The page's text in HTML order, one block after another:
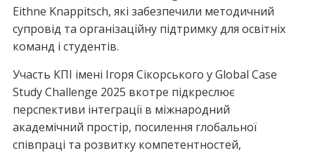
Eithne Knappitsch, які забезпечили методичний
супровід та організаційну підтримку для освітніх
команд і студентів.
Участь КПІ імені Ігоря Сікорського у Global Case
Study Challenge 2025 вкотре підкреслює
перспективи інтеграції в міжнародний
академічний простір, посилення глобальної
співпраці та розвитку компетентностей,